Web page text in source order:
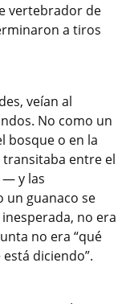
vertebrador de
a tiros
veían al
No como un
bosque o en la
entre el
y las
un guanaco se
no era
no era “qué
diciendo”.